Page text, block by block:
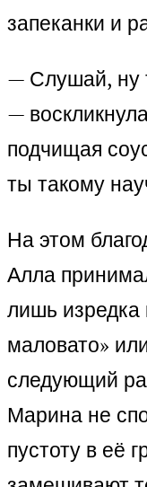
запеканки и
— Слушай, ну
—
подчищая
ты такому
На этом
Алла
лишь
маловато»
следующий
Марина не
пустоту в её